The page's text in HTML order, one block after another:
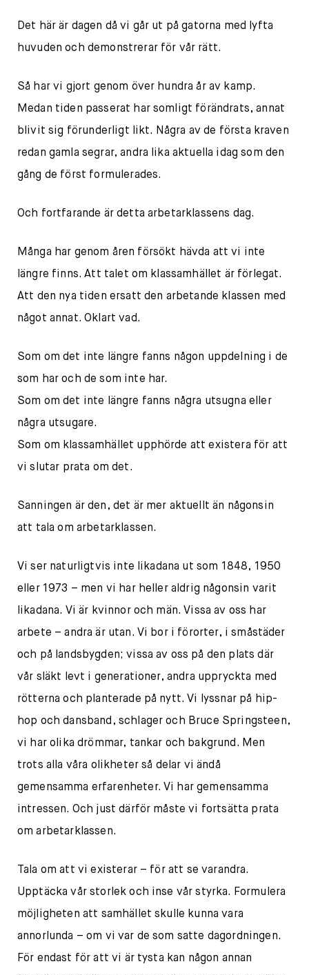
Det här är dagen då vi går ut på gatorna med lyfta
huvuden och demonstrerar för vår rätt.
Så har vi gjort genom över hundra år av kamp.
Medan tiden passerat har somligt förändrats, annat
blivit sig förunderligt likt. Några av de första kraven
redan gamla segrar, andra lika aktuella idag som den
gång de först formulerades.
Och fortfarande är detta arbetarklassens dag.
Många har genom åren försökt hävda att vi inte
längre finns. Att talet om klassamhället är förlegat.
Att den nya tiden ersatt den arbetande klassen med
något annat. Oklart vad.
Som om det inte längre fanns någon uppdelning i de
som har och de som inte har.
Som om det inte längre fanns några utsugna eller
några utsugare.
Som om klassamhället upphörde att existera för att
vi slutar prata om det.
Sanningen är den, det är mer aktuellt än någonsin
att tala om arbetarklassen.
Vi ser naturligtvis inte likadana ut som 1848, 1950
eller 1973 – men vi har heller aldrig någonsin varit
likadana. Vi är kvinnor och män. Vissa av oss har
arbete – andra är utan. Vi bor i förorter, i småstäder
och på landsbygden; vissa av oss på den plats där
vår släkt levt i generationer, andra uppryckta med
rötterna och planterade på nytt. Vi lyssnar på hip-
hop och dansband, schlager och Bruce Springsteen,
vi har olika drömmar, tankar och bakgrund. Men
trots alla våra olikheter så delar vi ändå
gemensamma erfarenheter. Vi har gemensamma
intressen. Och just därför måste vi fortsätta prata
om arbetarklassen.
Tala om att vi existerar – för att se varandra.
Upptäcka vår storlek och inse vår styrka. Formulera
möjligheten att samhället skulle kunna vara
annorlunda – om vi var de som satte dagordningen.
För endast för att vi är tysta kan någon annan